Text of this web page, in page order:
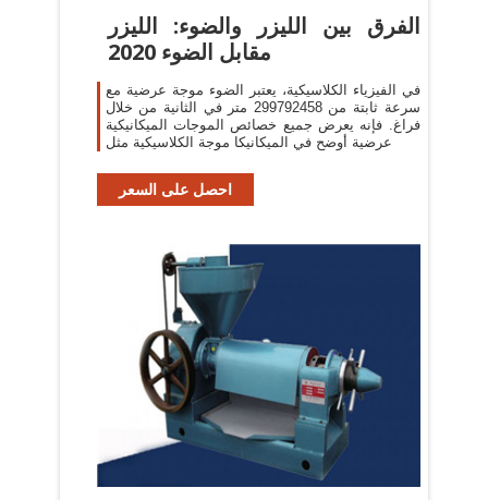
الفرق بين الليزر والضوء: الليزر
مقابل الضوء 2020
في الفيزياء الكلاسيكية، يعتبر الضوء موجة عرضية مع
سرعة ثابتة من 299792458 متر في الثانية من خلال
فراغ. فإنه يعرض جميع خصائص الموجات الميكانيكية
عرضية أوضح في الميكانيكا موجة الكلاسيكية مثل
احصل على السعر